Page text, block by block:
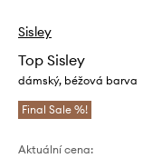
Sisley
Top Sisley
dámský, béžová barva
Final Sale %!
Aktuální cena: